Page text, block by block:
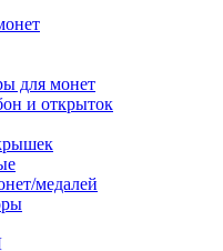
для монет
и открыток
медалей